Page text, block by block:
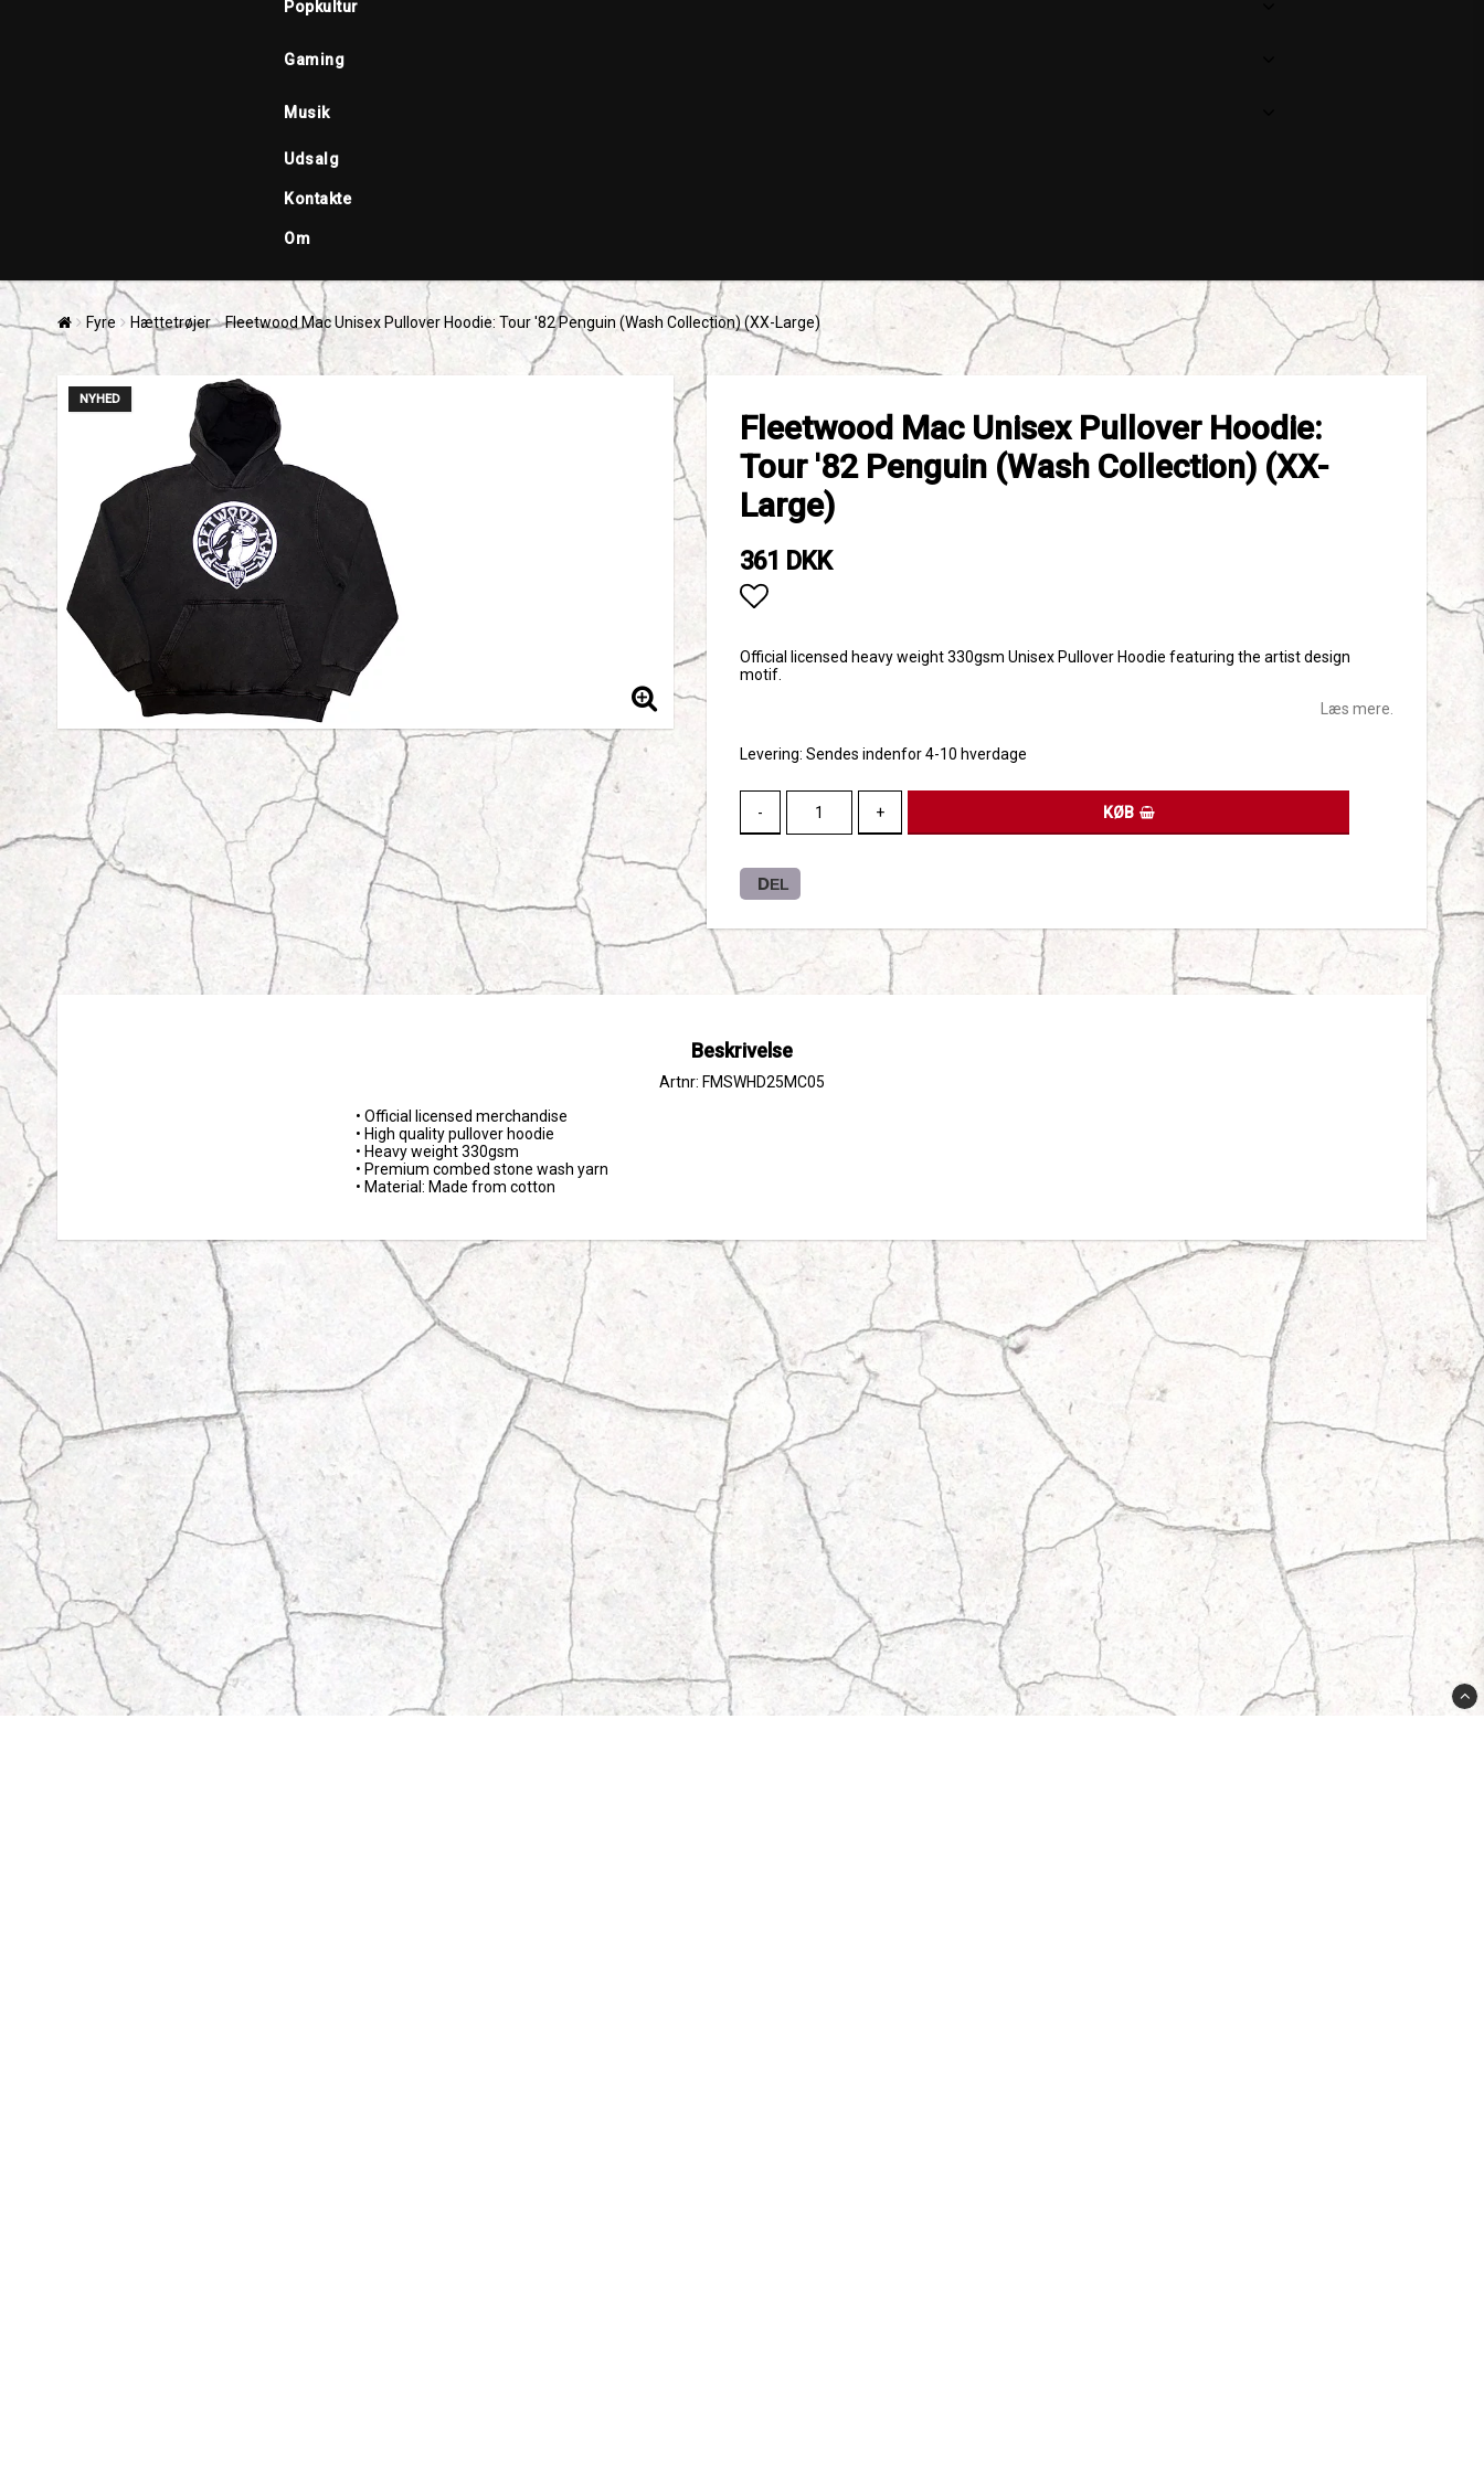
Popkultur
Gaming
Musik
Udsalg
Kontakte
Om
Fyre Hættetrøjer Fleetwood Mac Unisex Pullover Hoodie: Tour '82 Penguin (Wash Collection) (XX-Large)
NYHED
Fleetwood Mac Unisex Pullover Hoodie:
Tour '82 Penguin (Wash Collection) (XX-
Large)
361 DKK
Official licensed heavy weight 330gsm Unisex Pullover Hoodie featuring the artist design
motif.
Læs mere.
Levering: Sendes indenfor 4-10 hverdage
- + KØB
DEL
Beskrivelse
Artnr: FMSWHD25MC05
• Official licensed merchandise
• High quality pullover hoodie
• Heavy weight 330gsm
• Premium combed stone wash yarn
• Material: Made from cotton